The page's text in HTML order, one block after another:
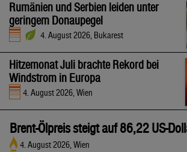
Rumänien und Serbien leiden unter
geringem Donaupegel
4. August 2026, Bukarest
Hitzemonat Juli brachte Rekord bei
Windstrom in Europa
4. August 2026, Wien
Brent-Ölpreis steigt auf 86,22 US-
4. August 2026, Wien